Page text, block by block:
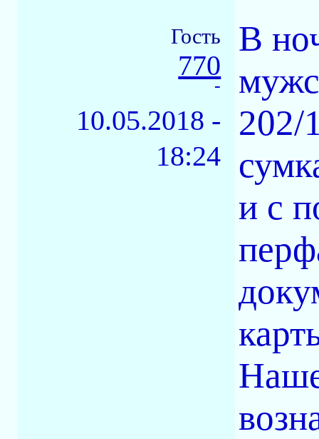
Гость
770
-
10.05.2018 -
18:24
В
202/
и с